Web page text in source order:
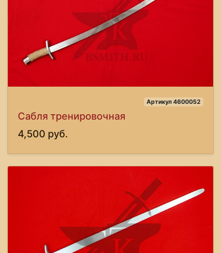
Артикул 4600052
Сабля тренировочная
4,500 руб.